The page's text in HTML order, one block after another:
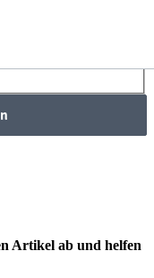
Artikel ab und helfen